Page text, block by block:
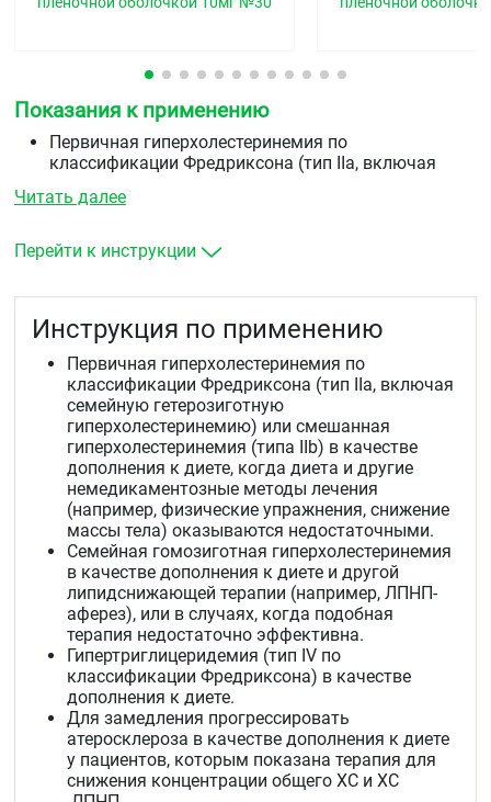
Показания к применению
Первичная гиперхолестеринемия по
классификации Фредриксона (тип IIа, включая
или смешанная гиперхолестеринемия (типа IIb) в
немедикаментозные методы лечения (например,
качестве дополнения к диете и другой
аферез), или в случаях, когда подобная терапия
недостаточно эффективна.
Гипертриглицеридемия (тип IV по классификации
Фредриксона) в качестве дополнения к диете.
Для замедления прогрессировать атеросклероза в
качестве дополнения к диете у пациентов,
которым показана терапия для снижения
концентрации общего ХС и ХС -ЛПНП.
Первичная профилактика основных сердечно-
сосудистых осложнений (инсульта, инфаркта,
артериальной реваскуляризации) у взрослых
пациентов без клинических признаков
ишемической болезни сердца (ИБС), по с
повышенным риском се развития (возраст старше
50 лет для мужчин и старше 60 лет для женщин,
повышенная концентрация С-реактивного белка (≥
2&nbspмг/л) при наличии, как минимум одного из
дополнительных факторов риска, таких как
артериальная гипертензия, низкая концентрация
ХС-ЛПВП, курение, семейный анамнез раннего
начала ИБС).
Читать далее
Перейти к инструкции
Инструкция по применению
Первичная гиперхолестеринемия по
классификации Фредриксона (тип IIа, включая
семейную гетерозиготную
гиперхолестеринемию) или смешанная
гиперхолестеринемия (типа IIb) в качестве
дополнения к диете, когда диета и другие
немедикаментозные методы лечения
(например, физические упражнения, снижение
массы тела) оказываются недостаточными.
Семейная гомозиготная гиперхолестеринемия
в качестве дополнения к диете и другой
липидснижающей терапии (например, ЛПНП-
аферез), или в случаях, когда подобная
терапия недостаточно эффективна.
Гипертриглицеридемия (тип IV по
классификации Фредриксона) в качестве
дополнения к диете.
Для замедления прогрессировать
атеросклероза в качестве дополнения к диете
у пациентов, которым показана терапия для
снижения концентрации общего ХС и ХС